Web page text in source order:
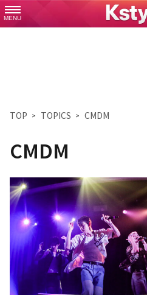
MENU
TOP TOPICS CMDM
CMDM